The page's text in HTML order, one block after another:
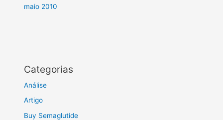
maio 2010
Categorias
Análise
Artigo
Buy Semaglutide